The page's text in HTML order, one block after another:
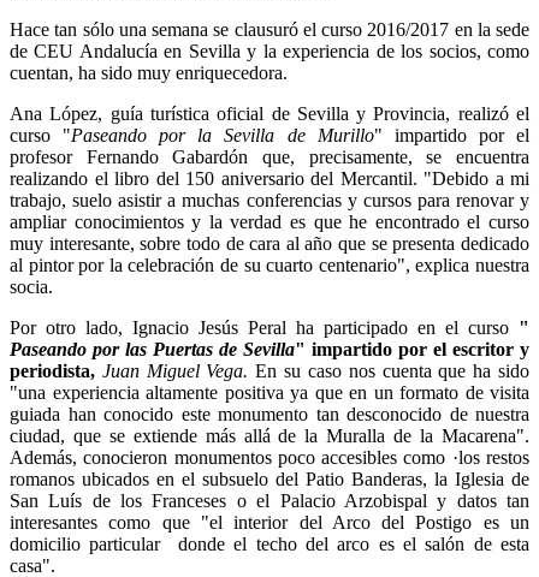
Hace tan sólo una semana se clausuró el curso 2016/2017 en la sede
de CEU Andalucía en Sevilla y la experiencia de los socios, como
cuentan, ha sido muy enriquecedora.
Ana López, guía turística oficial de Sevilla y Provincia, realizó el
curso "Paseando por la Sevilla de Murillo" impartido por el
profesor Fernando Gabardón que, precisamente, se encuentra
realizando el libro del 150 aniversario del Mercantil. "Debido a mi
trabajo, suelo asistir a muchas conferencias y cursos para renovar y
ampliar conocimientos y la verdad es que he encontrado el curso
muy interesante, sobre todo de cara al año que se presenta dedicado
al pintor por la celebración de su cuarto centenario", explica nuestra
socia.
Por otro lado, Ignacio Jesús Peral ha participado en el curso "
Paseando por las Puertas de Sevilla" impartido por el escritor y
periodista, Juan Miguel Vega. En su caso nos cuenta que ha sido
"una experiencia altamente positiva ya que en un formato de visita
guiada han conocido este monumento tan desconocido de nuestra
ciudad, que se extiende más allá de la Muralla de la Macarena".
Además, conocieron monumentos poco accesibles como ·los restos
romanos ubicados en el subsuelo del Patio Banderas, la Iglesia de
San Luís de los Franceses o el Palacio Arzobispal y datos tan
interesantes como que "el interior del Arco del Postigo es un
domicilio particular donde el techo del arco es el salón de esta
casa".